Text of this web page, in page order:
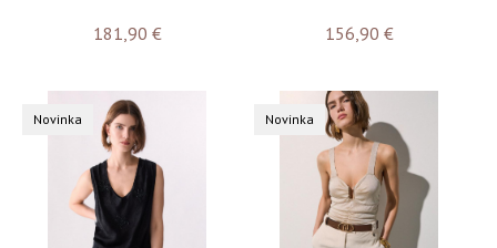
181,90 € 156,90 €
Novinka Novinka